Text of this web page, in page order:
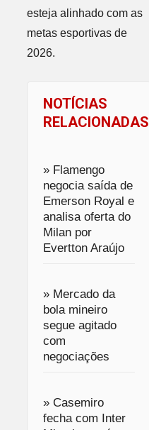
esteja alinhado com as
metas esportivas de
2026.
NOTÍCIAS
RELACIONADAS
» Flamengo
negocia saída de
Emerson Royal e
analisa oferta do
Milan por
Evertton Araújo
» Mercado da
bola mineiro
segue agitado
com
negociações
» Casemiro
fecha com Inter